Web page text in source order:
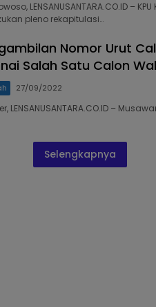
LENSANUSANTARA.CO.ID –
pleno rekapitulasi…
Nomor Urut
Salah Satu Calon
27/09/2022
LENSANUSANTARA.CO.ID –
Selengkapnya